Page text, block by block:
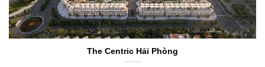
The Centric Hải Phòng